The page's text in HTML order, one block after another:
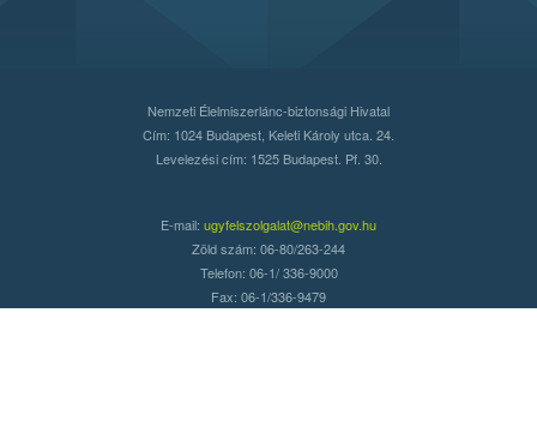
Nemzeti Élelmiszerlánc-biztonsági Hivatal
Cím: 1024 Budapest, Keleti Károly utca. 24.
Levelezési cím: 1525 Budapest. Pf. 30.
E-mail: ugyfelszolgalat@nebih.gov.hu
Zöld szám: 06-80/263-244
Telefon: 06-1/ 336-9000
Fax: 06-1/336-9479